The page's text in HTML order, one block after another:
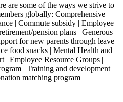
are some of the ways we strive to
globally: Comprehensive
| Commute subsidy | Employee
pension plans | Generous
for new parents through leave
food snacks | Mental Health and
| Employee Resource Groups |
| Training and development
matching program